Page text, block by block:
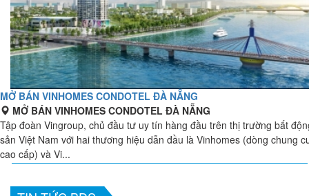
MỞ BÁN VINHOMES CONDOTEL ĐÀ NẴNG
MỞ BÁN VINHOMES CONDOTEL ĐÀ NẴNG
Tập đoàn Vingroup, chủ đầu tư uy tín hàng đầu trên thị trường bất
sản Việt Nam với hai thương hiệu dẫn đầu là Vinhomes (dòng chung
cao cấp) và Vi...